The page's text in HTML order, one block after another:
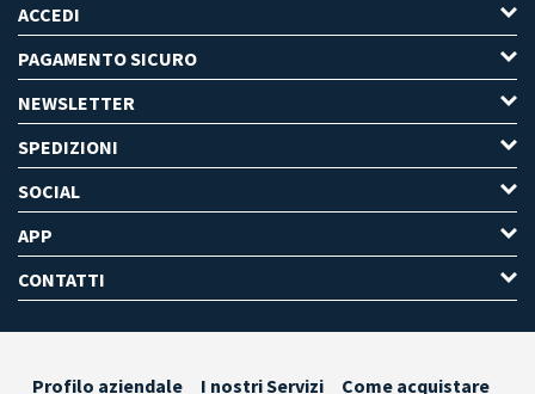
ACCEDI
PAGAMENTO SICURO
NEWSLETTER
SPEDIZIONI
SOCIAL
APP
CONTATTI
Profilo aziendale I nostri Servizi Come acquistare